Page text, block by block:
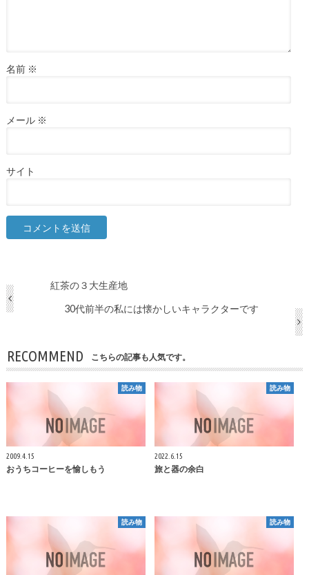
名前 ※
メール ※
サイト
紅茶の３大生産地
30代前半の私には懐かしいキャラクターです
RECOMMEND こちらの記事も人気です。
読み物
2009.4.15
おうちコーヒーを愉しもう
読み物
2022.6.15
旅と器の余白
読み物 読み物